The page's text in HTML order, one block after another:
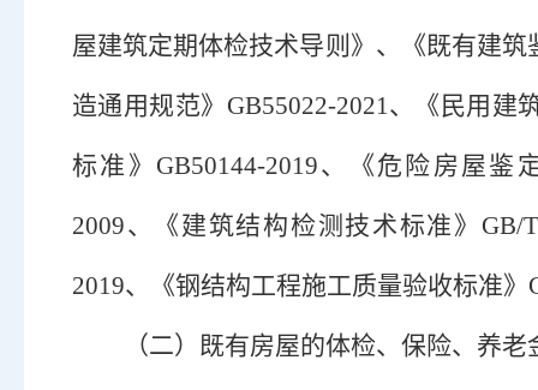
屋建筑定期体检技术导则》、《既有建
造通用规范》GB55022-2021、《民用建
标准》GB50144-2019、《危险房屋鉴
2009、《建筑结构检测技术标准》GB/
2019、《钢结构工程施工质量验收标准》
（二） 既有房屋的体检、保险、养老